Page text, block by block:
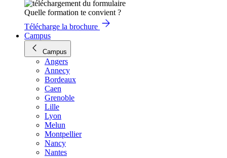
Quelle formation te convient ?
Télécharge la brochure
Campus
Campus
Angers
Annecy
Bordeaux
Caen
Grenoble
Lille
Lyon
Melun
Montpellier
Nancy
Nantes